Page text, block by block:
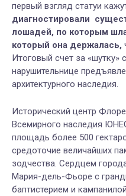
первый взгляд статуи
диагностировали
лошадей, по которым
который она держалась,
Итоговый счет за «шутку»
нарушительнице
архитектурного наследия.
Исторический центр
Всемирного наследия
площадь более 500
средоточие величайших
зодчества. Сердцем
Мария-дель-Фьоре с
баптистерием и